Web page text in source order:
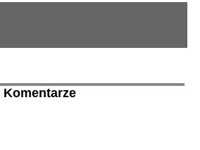
Komentarze